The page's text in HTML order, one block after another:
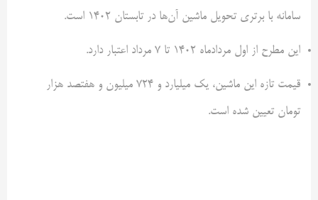
سامانه با برتری تحویل ماشین آن‌ها در تابستان ۱۴۰۲ است.
این مطرح از اول مردادماه ۱۴۰۲ تا ۷ مرداد اعتبار دارد.
قیمت تازه این ماشین، یک میلیارد و ۷۲۴ میلیون و هفتصد هزار
تومان تعیین شده است.